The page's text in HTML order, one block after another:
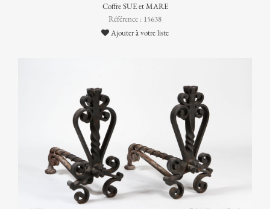
Coffre SUE et MARE
Référence : 15638
Ajouter à votre liste